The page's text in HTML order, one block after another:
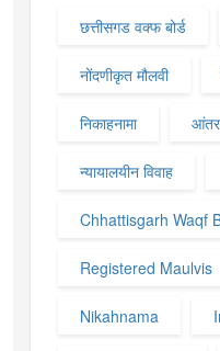
छत्तीसगड वक्फ बोर्ड
नोंदणीकृत मौलवी
निकाहनामा
न्यायालयीन विवाह
Chhattisgarh Waqf
Registered Maulvis
Nikahnama